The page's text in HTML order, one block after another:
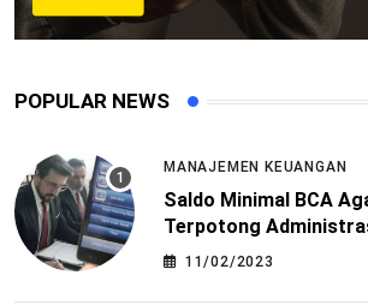
POPULAR NEWS
MANAJEMEN KEUANGAN
Saldo Minimal BCA
Terpotong
11/02/2023